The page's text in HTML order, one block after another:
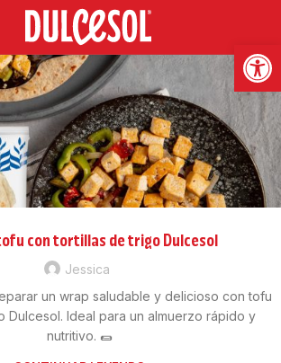
con tortillas de trigo Dulcesol
Jessica
un wrap saludable y delicioso con tofu
Dulcesol. Ideal para un almuerzo rápido y
nutritivo. 🌯